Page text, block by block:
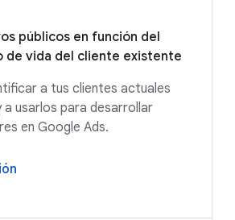
públicos en función del
de vida del cliente existente
a tus clientes actuales
a usarlos para desarrollar
en Google Ads.